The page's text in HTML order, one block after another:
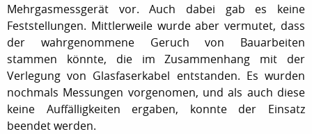
Mehrgasmessgerät vor. Auch dabei gab es keine
Feststellungen. Mittlerweile wurde aber vermutet, dass
der wahrgenommene Geruch von Bauarbeiten
stammen könnte, die im Zusammenhang mit der
Verlegung von Glasfaserkabel entstanden. Es wurden
nochmals Messungen vorgenomen, und als auch diese
keine Auffälligkeiten ergaben, konnte der Einsatz
beendet werden.